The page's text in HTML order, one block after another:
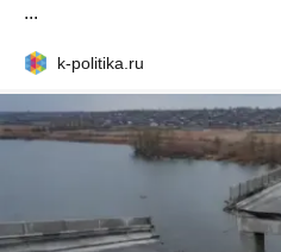
...
k-politika.ru